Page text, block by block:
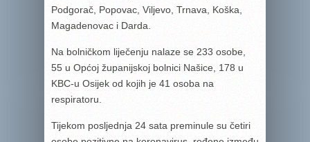
Podgorač, Popovac, Viljevo, Trnava, Koška,
Magadenovac i Darda.
Na bolničkom liječenju nalaze se 233 osobe,
55 u Općoj županijskoj bolnici Našice, 178 u
KBC-u Osijek od kojih je 41 osoba na
respiratoru.
Tijekom posljednja 24 sata preminule su četiri